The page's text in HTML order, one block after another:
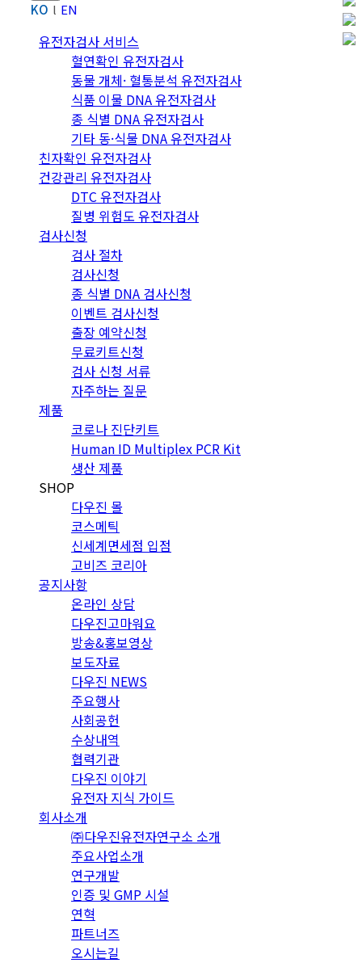
KO EN
유전자검사 서비스
혈연확인 유전자검사
동물 개체· 혈통분석 유전자검사
식품 이물 DNA 유전자검사
종 식별 DNA 유전자검사
기타 동·식물 DNA 유전자검사
친자확인 유전자검사
건강관리 유전자검사
DTC 유전자검사
질병 위험도 유전자검사
검사신청
검사 절차
검사신청
종 식별 DNA 검사신청
이벤트 검사신청
출장 예약신청
무료키트신청
검사 신청 서류
자주하는 질문
제품
코로나 진단키트
Human ID Multiplex PCR Kit
생산 제품
SHOP
다우진 몰
코스메틱
신세계면세점 입점
고비즈 코리아
공지사항
온라인 상담
다우진고마워요
방송&홍보영상
보도자료
다우진 NEWS
주요행사
사회공헌
수상내역
협력기관
다우진 이야기
유전자 지식 가이드
회사소개
㈜다우진유전자연구소 소개
주요사업소개
연구개발
인증 및 GMP 시설
연혁
파트너즈
오시는길